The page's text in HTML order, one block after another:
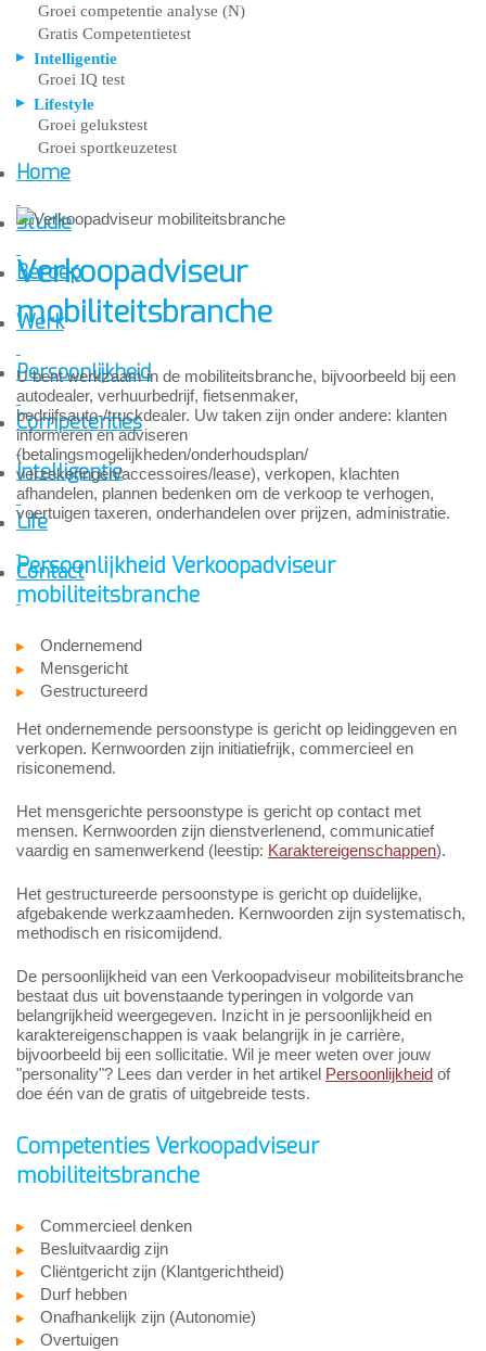
Groei competentie analyse (N)
Gratis Competentietest
Intelligentie
Groei IQ test
Lifestyle
Groei gelukstest
Groei sportkeuzetest
Home
Studie
Beroep
Werk
Persoonlijkheid
Competenties
Intelligentie
Life
Contact
Verkoopadviseur
mobiliteitsbranche
U bent werkzaam in de mobiliteitsbranche, bijvoorbeeld bij een
autodealer, verhuurbedrijf, fietsenmaker,
bedrijfsauto-/truckdealer. Uw taken zijn onder andere: klanten
informeren en adviseren
(betalingsmogelijkheden/onderhoudsplan/
verzekeringen/accessoires/lease), verkopen, klachten
afhandelen, plannen bedenken om de verkoop te verhogen,
voertuigen taxeren, onderhandelen over prijzen, administratie.
Persoonlijkheid Verkoopadviseur
mobiliteitsbranche
Ondernemend
Mensgericht
Gestructureerd
Het ondernemende persoonstype is gericht op leidinggeven en
verkopen. Kernwoorden zijn initiatiefrijk, commercieel en
risiconemend.
Het mensgerichte persoonstype is gericht op contact met
mensen. Kernwoorden zijn dienstverlenend, communicatief
vaardig en samenwerkend (leestip: Karaktereigenschappen).
Het gestructureerde persoonstype is gericht op duidelijke,
afgebakende werkzaamheden. Kernwoorden zijn systematisch,
methodisch en risicomijdend.
De persoonlijkheid van een Verkoopadviseur mobiliteitsbranche
bestaat dus uit bovenstaande typeringen in volgorde van
belangrijkheid weergegeven. Inzicht in je persoonlijkheid en
karaktereigenschappen is vaak belangrijk in je carrière,
bijvoorbeeld bij een sollicitatie. Wil je meer weten over jouw
"personality"? Lees dan verder in het artikel Persoonlijkheid of
doe één van de gratis of uitgebreide tests.
Competenties Verkoopadviseur
mobiliteitsbranche
Commercieel denken
Besluitvaardig zijn
Cliëntgericht zijn (Klantgerichtheid)
Durf hebben
Onafhankelijk zijn (Autonomie)
Overtuigen